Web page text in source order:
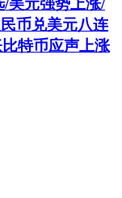
币兑美元八连
特币应声上涨